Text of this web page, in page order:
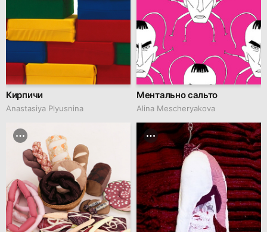
Кирпичи
Anastasiya Plyusnina
Ментально сальто
Alina Mescheryakova